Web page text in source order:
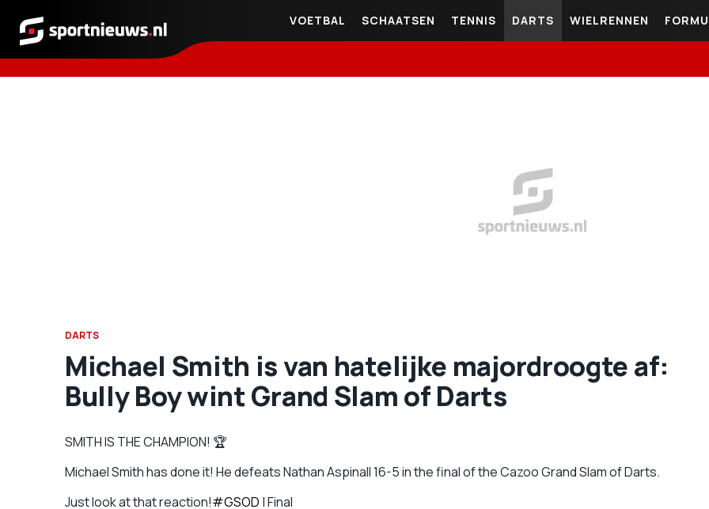
Sportnieuws.nl
VOETBAL SCHAATSEN TENNIS DARTS WIELRENNEN
DARTS
Michael Smith is van hatelijke majordroogte af:
Bully Boy wint Grand Slam of Darts
SMITH IS THE CHAMPION! 🏆
Michael Smith has done it! He defeats Nathan Aspinall 16-5 in the final of the Cazoo Grand Slam of Darts.
Just look at that reaction!#GSOD | Final